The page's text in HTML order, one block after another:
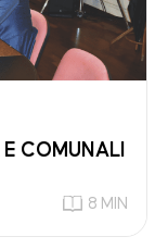
COMUNALI
8 MIN